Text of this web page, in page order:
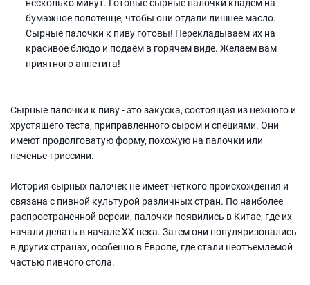
бумажное полотенце, чтобы они отдали лишнее масло.
Сырные палочки к пиву готовы! Перекладываем их на
красивое блюдо и подаём в горячем виде. Желаем вам
приятного аппетита!
Сырные палочки к пиву - это закуска, состоящая из нежного и
хрустящего теста, приправленного сыром и специями. Они
имеют продолговатую форму, похожую на палочки или
печенье-гриссини.
История сырных палочек не имеет четкого происхождения и
связана с пивной культурой различных стран. По наиболее
распространенной версии, палочки появились в Китае, где их
начали делать в начале XX века. Затем они популяризовались
в других странах, особенно в Европе, где стали неотъемлемой
частью пивного стола.